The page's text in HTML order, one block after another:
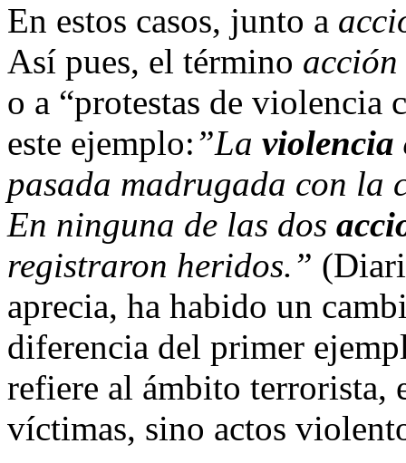
En estos casos, junto a
Así pues, el término acción
o a “protestas de violencia
este ejemplo:”La violencia
pasada madrugada con la
En ninguna de las dos
registraron heridos.”
aprecia, ha habido un
diferencia del primer
refiere al ámbito terrorista,
víctimas, sino actos